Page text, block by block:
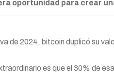
oportunidad para crear
va de 2024, bitcoin duplicó su
es que el 30% de